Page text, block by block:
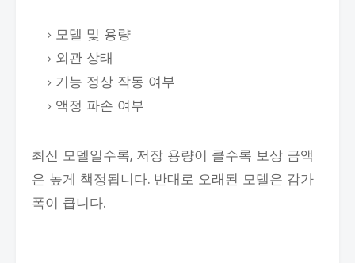
모델 및 용량
외관 상태
기능 정상 작동 여부
액정 파손 여부
최신 모델일수록, 저장 용량이 클수록 보상 금액
은 높게 책정됩니다. 반대로 오래된 모델은 감가
폭이 큽니다.